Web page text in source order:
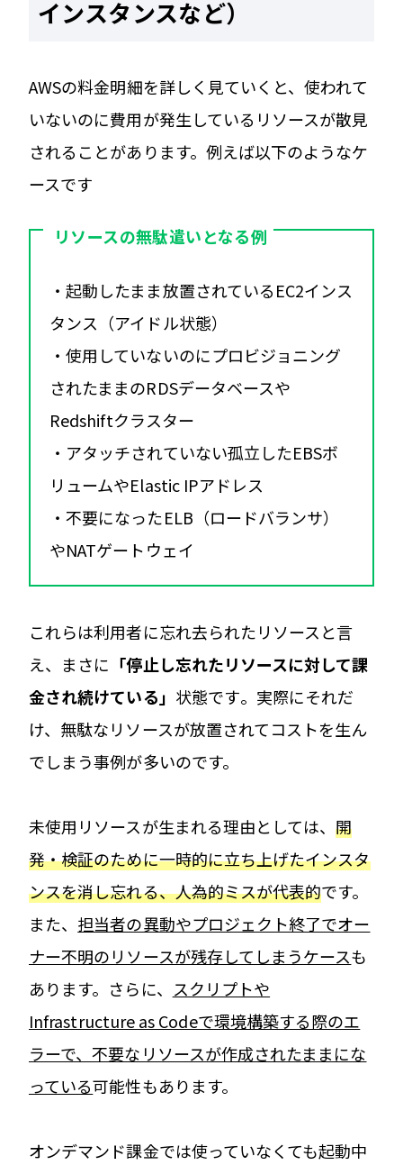
インスタンスなど）
AWSの料金明細を詳しく見ていくと、使われて
いないのに費用が発生しているリソースが散見
されることがあります。例えば以下のようなケ
ースです
リソースの無駄遣いとなる例
・起動したまま放置されているEC2インス
タンス（アイドル状態）
・使用していないのにプロビジョニング
されたままのRDSデータベースや
Redshiftクラスター
・アタッチされていない孤立したEBSボ
リュームやElastic IPアドレス
・不要になったELB（ロードバランサ）
やNATゲートウェイ
これらは利用者に忘れ去られたリソースと言
え、まさに 「停止し忘れたリソースに対して課
金され続けている」 状態です​。実際にそれだ
け、無駄なリソースが放置されてコストを生ん
でしまう事例が多いのです。
未使用リソースが生まれる理由としては、開
発・検証のために一時的に立ち上げたインスタ
ンスを消し忘れる、人為的ミスが代表的です。
また、 担当者の異動やプロジェクト終了でオー
ナー不明のリソースが残存してしまうケースも
あります。さらに、
スクリプトや
Infrastructure as Codeで環境構築する際のエ
ラーで、不要なリソースが作成されたままにな
っている可能性もあります。
オンデマンド課金では使っていなくても起動中